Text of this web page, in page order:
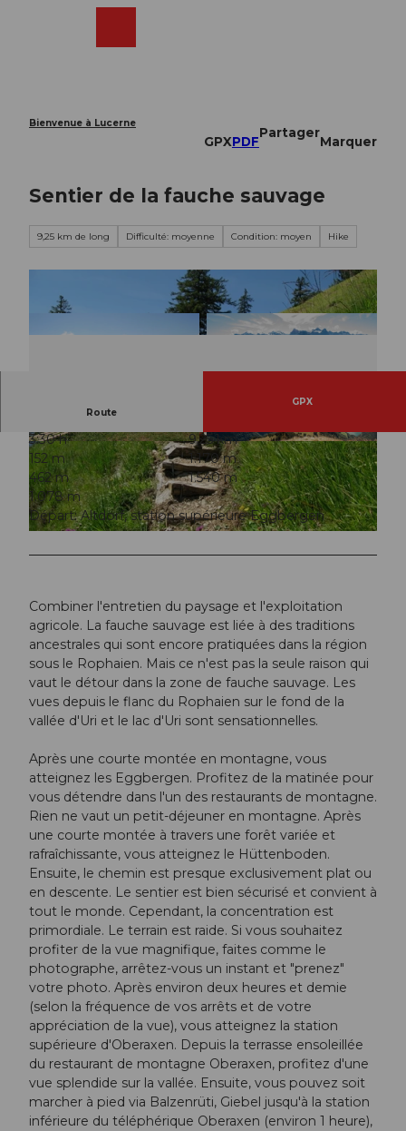
Bienvenue à Lucerne
GPXPDF
Partager
Marquer
Sentier de la fauche sauvage
9,25 km de long Difficulté: moyenne Condition: moyen Hike
© Uri Tourismus
© Uri Tourismus AG, Uri Tourismus, Angel San
chez
Route
GPX
3:30 h
9,25 km
152 m
1.170 m
462 m
1.540 m
1.078 m
Départ: Altdorf, station supérieure Eggbergen
Combiner l'entretien du paysage et l'exploitation
agricole. La fauche sauvage est liée à des traditions
ancestrales qui sont encore pratiquées dans la région
sous le Rophaien. Mais ce n'est pas la seule raison qui
vaut le détour dans la zone de fauche sauvage. Les
vues depuis le flanc du Rophaien sur le fond de la
vallée d'Uri et le lac d'Uri sont sensationnelles.
Après une courte montée en montagne, vous
atteignez les Eggbergen. Profitez de la matinée pour
vous détendre dans l'un des restaurants de montagne.
Rien ne vaut un petit-déjeuner en montagne. Après
une courte montée à travers une forêt variée et
rafraîchissante, vous atteignez le Hüttenboden.
Ensuite, le chemin est presque exclusivement plat ou
en descente. Le sentier est bien sécurisé et convient à
tout le monde. Cependant, la concentration est
primordiale. Le terrain est raide. Si vous souhaitez
profiter de la vue magnifique, faites comme le
photographe, arrêtez-vous un instant et "prenez"
votre photo. Après environ deux heures et demie
(selon la fréquence de vos arrêts et de votre
appréciation de la vue), vous atteignez la station
supérieure d'Oberaxen. Depuis la terrasse ensoleillée
du restaurant de montagne Oberaxen, profitez d'une
vue splendide sur la vallée. Ensuite, vous pouvez soit
marcher à pied via Balzenrüti, Giebel jusqu'à la station
inférieure du téléphérique Oberaxen (environ 1 heure),